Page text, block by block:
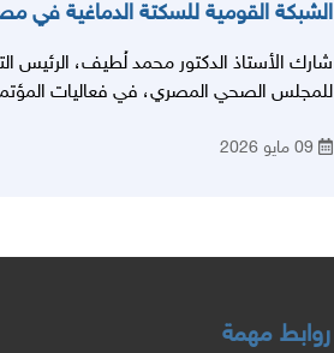
الشبكة القومية للسكتة الدماغية في
شارك الأستاذ الدكتور محمد لُطيف، الرئيس
للمجلس الصحي المصري، في فعاليات
كأول مؤتمر قومي لـ "الشبكة القومية للسكتة
09 مايو 2026
روابط مهمة